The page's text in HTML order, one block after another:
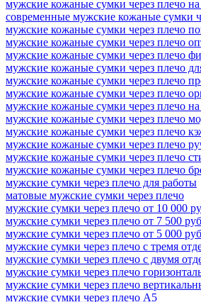
мужские кожаные сумки через плечо
современные мужские кожаные сумки
мужские кожаные сумки через плечо
мужские кожаные сумки через плечо
мужские кожаные сумки через плечо
мужские кожаные сумки через плечо
мужские кожаные сумки через плечо
мужские кожаные сумки через плечо
мужские кожаные сумки через плечо
мужские кожаные сумки через плечо
мужские кожаные сумки через плечо
мужские кожаные сумки через плечо
мужские кожаные сумки через плечо
мужские кожаные сумки через плечо
мужские сумки через плечо для работы
матовые мужские сумки через плечо
мужские сумки через плечо от 10 000
мужские сумки через плечо от 7 500
мужские сумки через плечо от 5 000
мужские сумки через плечо с тремя
мужские сумки через плечо с двумя
мужские сумки через плечо
мужские сумки через плечо
мужские сумки через плечо А5